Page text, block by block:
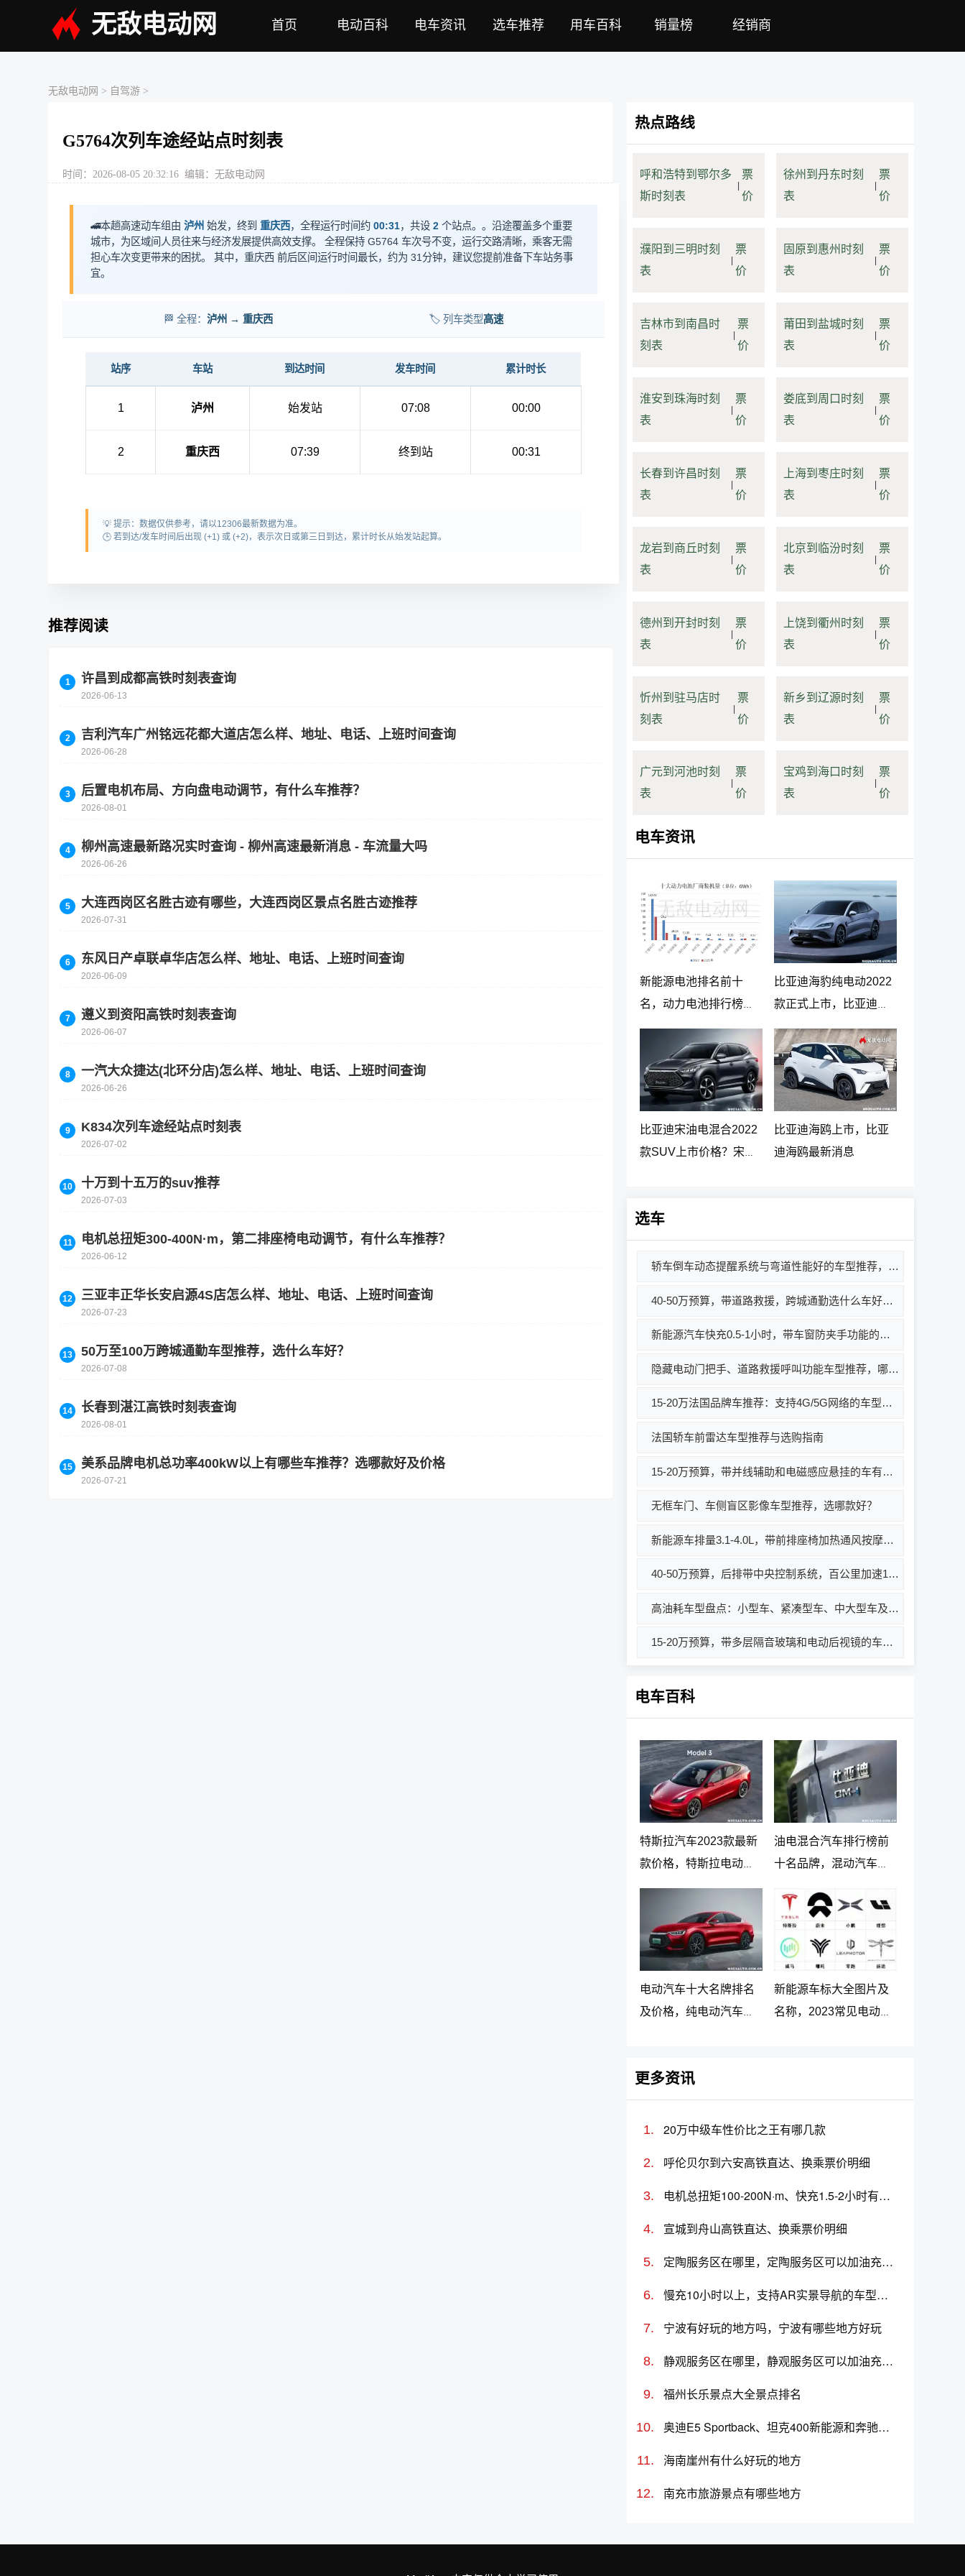
无敌电动网 首页 电动百科 电车资讯 选车推荐 用车百科 销量榜 经销商
无敌电动网 > 自驾游 >
G5764次列车途经站点时刻表
时间：2026-08-05 20:32:16 编辑：无敌电动网
🚄本趟高速动车组由泸州 始发，终到重庆西，全程运行时间约00:31，共设2 个站点。。沿途覆盖多个重要
城市，为区域间人员往来与经济发展提供高效支撑。 全程保持 G5764 车次号不变，运行交路清晰，乘客无需
担心车次变更带来的困扰。 其中，重庆西 前后区间运行时间最长，约为 31分钟，建议您提前准备下车站务事
宜。
🏁 全程： 泸州 → 重庆西 🏷️ 列车类型高速
站序 车站 到达时间 发车时间 累计时长
1 泸州 始发站 07:08 00:00
2 重庆西 07:39 终到站 00:31
💡 提示：数据仅供参考，请以12306最新数据为准。
🕒 若到达/发车时间后出现 (+1) 或 (+2)，表示次日或第三日到达，累计时长从始发站起算。
推荐阅读
许昌到成都高铁时刻表查询
2026-06-13
吉利汽车广州铭远花都大道店怎么样、地址、电话、上班时间查询
2026-06-28
后置电机布局、方向盘电动调节，有什么车推荐？
2026-08-01
柳州高速最新路况实时查询 - 柳州高速最新消息 - 车流量大吗
2026-06-26
大连西岗区名胜古迹有哪些，大连西岗区景点名胜古迹推荐
2026-07-31
东风日产卓联卓华店怎么样、地址、电话、上班时间查询
2026-06-09
遵义到资阳高铁时刻表查询
2026-06-07
一汽大众捷达(北环分店)怎么样、地址、电话、上班时间查询
2026-06-26
K834次列车途经站点时刻表
2026-07-02
十万到十五万的suv推荐
2026-07-03
电机总扭矩300-400N·m，第二排座椅电动调节，有什么车推荐？
2026-06-12
三亚丰正华长安启源4S店怎么样、地址、电话、上班时间查询
2026-07-23
50万至100万跨城通勤车型推荐，选什么车好？
2026-07-08
长春到湛江高铁时刻表查询
2026-08-01
美系品牌电机总功率400kW以上有哪些车推荐？选哪款好及价格
2026-07-21
热点路线
呼和浩特到鄂尔多
斯时刻表
票
价
徐州到丹东时刻
表
票
价
濮阳到三明时刻
表
票
价
固原到惠州时刻
表
票
价
吉林市到南昌时
刻表
|
票
价
莆田到盐城时刻
表
|
票
价
淮安到珠海时刻
表
|
票
价
娄底到周口时刻
表
|
票
价
长春到许昌时刻
表
|
票
价
上海到枣庄时刻
表
|
票
价
龙岩到商丘时刻
表
|
票
价
北京到临汾时刻
表
|
票
价
德州到开封时刻
表
|
票
价
上饶到衢州时刻
表
|
票
价
忻州到驻马店时
刻表
|
票
价
新乡到辽源时刻
表
|
票
价
广元到河池时刻
表
票
价
宝鸡到海口时刻
表
票
价
电车资讯
新能源电池排名前十
名，动力电池排行榜前
十名
比亚迪海豹纯电动2022
款正式上市，比亚迪海
豹纯电动报价20.98万起
比亚迪宋油电混合2022
款SUV上市价格？宋
比亚迪海鸥上市，比亚
迪海鸥最新消息
选车
轿车倒车动态提醒系统与弯道性能好的车型推荐，哪款车值得买？价格多少？
40-50万预算，带道路救援，跨城通勤选什么车好？推荐车型及价格
新能源汽车快充0.5-1小时，带车窗防夹手功能的车有哪些？哪款好？价格多少？
隐藏电动门把手、道路救援呼叫功能车型推荐，哪款好？价格多少？
15-20万法国品牌车推荐：支持4G/5G网络的车型有哪些？选哪款好？
法国轿车前雷达车型推荐与选购指南
15-20万预算，带并线辅助和电磁感应悬挂的车有哪些？推荐哪款好？
无框车门、车侧盲区影像车型推荐，选哪款好？
新能源车排量3.1-4.0L，带前排座椅加热通风按摩功能，有什么车推荐？
40-50万预算，后排带中央控制系统，百公里加速10-12秒有什么车推荐？
高油耗车型盘点：小型车、紧凑型车、中大型车及微型车中百公里油耗超15L的车型有哪些？哪款车值得买？价格如何？
15-20万预算，带多层隔音玻璃和电动后视镜的车有哪些？哪款值得买？
电车百科
特斯拉汽车2023款最新
款价格，特斯拉电动汽
车价格及落地价
油电混合汽车排行榜前
十名品牌，混动汽车十
电动汽车十大名牌排名
及价格，纯电动汽车排
新能源车标大全图片及
名称，2023常见电动汽
更多资讯
20万中级车性价比之王有哪几款
呼伦贝尔到六安高铁直达、换乘票价明细
电机总扭矩100-200N·m、快充1.5-2小时有哪些车推荐？选哪款好？价格多少？
宣城到舟山高铁直达、换乘票价明细
定陶服务区在哪里，定陶服务区可以加油充电吗？
慢充10小时以上，支持AR实景导航的车型推荐及价格
宁波有好玩的地方吗，宁波有哪些地方好玩
静观服务区在哪里，静观服务区可以加油充电吗？
福州长乐景点大全景点排名
奥迪E5 Sportback、坦克400新能源和奔驰CLA级新能源哪个更值得买？性价比、配置对比
海南崖州有什么好玩的地方
南充市旅游景点有哪些地方